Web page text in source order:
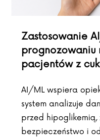
Zastosowanie
prognozowaniu
pacjentów z
AI/ML wspiera
system analizuje
przed hipoglikemią,
bezpieczeństwo i